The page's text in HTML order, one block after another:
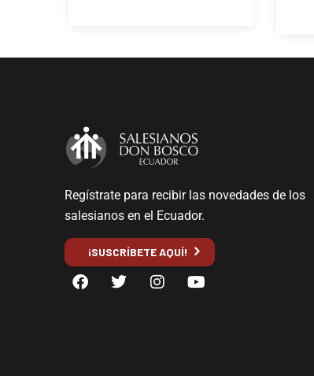
Regístrate para recibir las novedades de los
salesianos en el Ecuador.
¡SUSCRÍBETE AQUÍ!